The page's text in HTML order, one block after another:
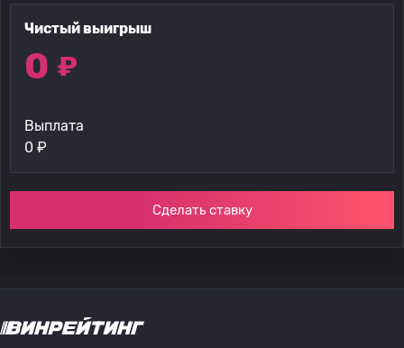
Чистый выигрыш
0 ₽
Выплата
0 ₽
Сделать ставку